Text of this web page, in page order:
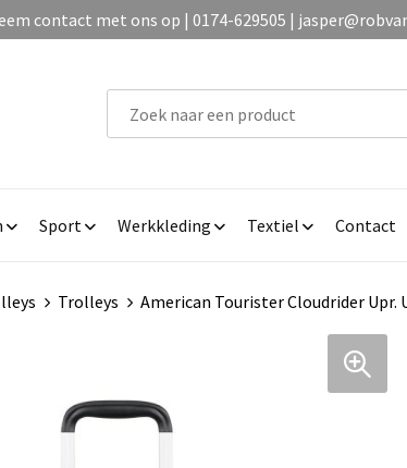
contact met ons op | 0174-629505 |
Sport Werkkleding Textiel Contact
Trolleys American Tourister Cloudrider Upr.